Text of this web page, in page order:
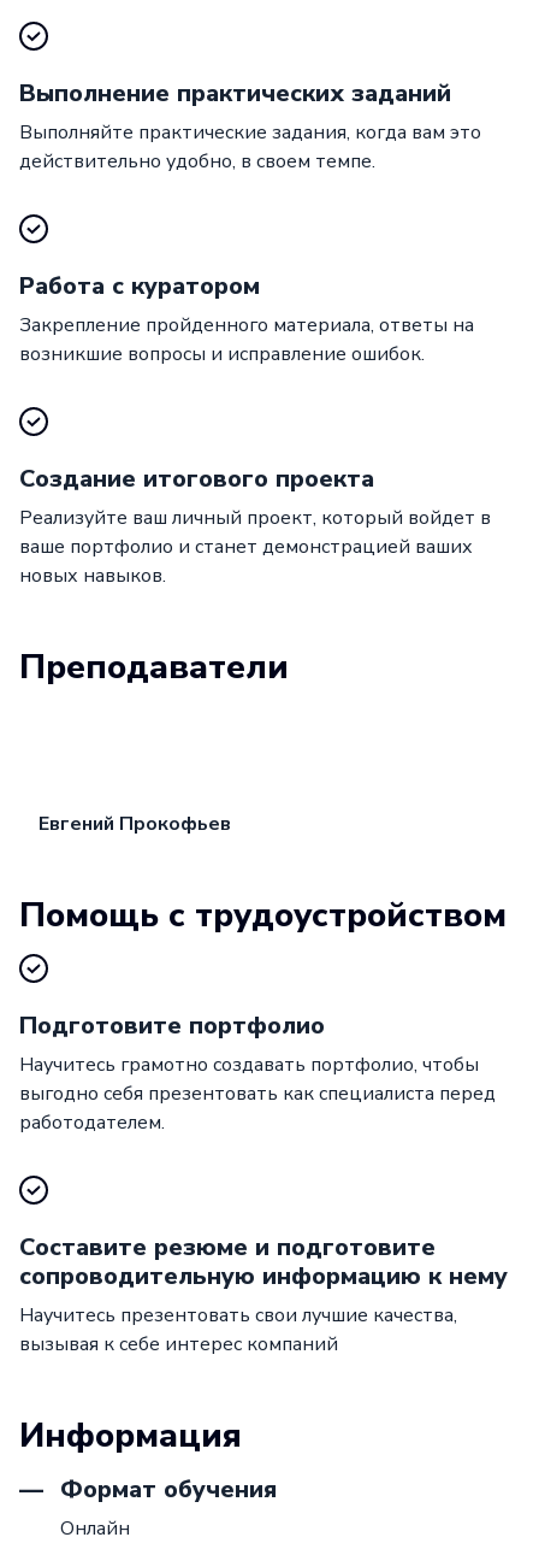
Выполнение практических заданий
Выполняйте практические задания, когда вам это
действительно удобно, в своем темпе.
Работа с куратором
Закрепление пройденного материала, ответы на
возникшие вопросы и исправление ошибок.
Создание итогового проекта
Реализуйте ваш личный проект, который войдет в
ваше портфолио и станет демонстрацией ваших
новых навыков.
Преподаватели
Евгений Прокофьев
Помощь с трудоустройством
Подготовите портфолио
Научитесь грамотно создавать портфолио, чтобы
выгодно себя презентовать как специалиста перед
работодателем.
Составите резюме и подготовите
сопроводительную информацию к нему
Научитесь презентовать свои лучшие качества,
вызывая к себе интерес компаний
Информация
Формат обучения
Онлайн